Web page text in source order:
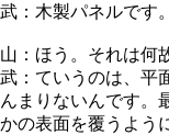
武：木製パネルです
山：ほう。それは何
武：ていうのは、平
んまりないんです。
かの表面を覆うよう